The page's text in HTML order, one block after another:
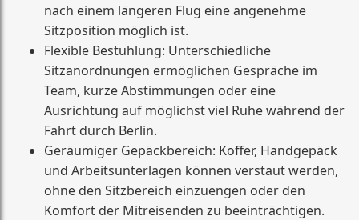
nach einem längeren Flug eine angenehme
Sitzposition möglich ist.
Flexible Bestuhlung: Unterschiedliche
Sitzanordnungen ermöglichen Gespräche im
Team, kurze Abstimmungen oder eine
Ausrichtung auf möglichst viel Ruhe während der
Fahrt durch Berlin.
Geräumiger Gepäckbereich: Koffer, Handgepäck
und Arbeitsunterlagen können verstaut werden,
ohne den Sitzbereich einzuengen oder den
Komfort der Mitreisenden zu beeinträchtigen.